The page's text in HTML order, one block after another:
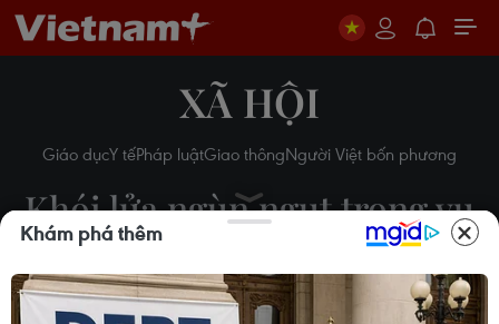
XÃ HỘI
Giáo dụcY tếPháp luậtGiao thôngNgười Việt bốn phương
Khói lửa ngùn ngụt trong vụ
cháy lớn gần AEON Mall
Long Biên
Khám phá thêm